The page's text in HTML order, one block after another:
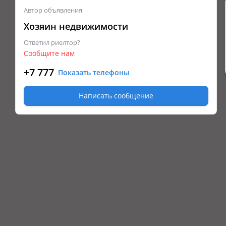
Автор объявления
Хозяин недвижимости
Ответил риелтор?
Сообщите нам
+7 777 Показать телефоны
Написать сообщение